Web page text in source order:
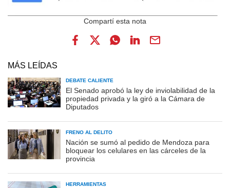
MÁS LEÍDAS
DEBATE CALIENTE
El Senado aprobó la ley de inviolabilidad de la
propiedad privada y la giró a la Cámara de
Diputados
FRENO AL DELITO
Nación se sumó al pedido de Mendoza para
bloquear los celulares en las cárceles de la
provincia
HERRAMIENTAS